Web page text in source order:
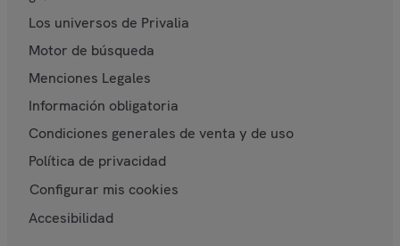
Los universos de Privalia
Motor de búsqueda
Menciones Legales
Información obligatoria
Condiciones generales de venta y de uso
Política de privacidad
Configurar mis cookies
Accesibilidad